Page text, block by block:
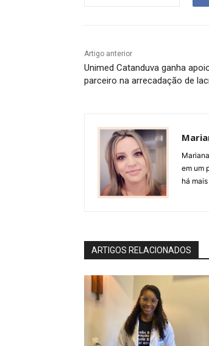
Artigo anterior
Unimed Catanduva ganha
parceiro na arrecadação de
em um
há
ARTIGOS RELACIONADOS